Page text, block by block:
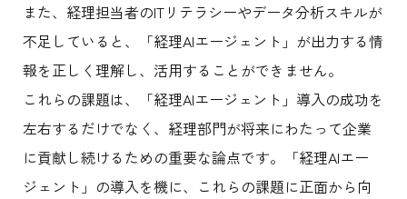
また、経理担当者のITリテラシーやデータ分析スキルが
不足していると、「経理AIエージェント」が出力する情
報を正しく理解し、活用することができません。
これらの課題は、「経理AIエージェント」導入の成功を
左右するだけでなく、経理部門が将来にわたって企業
に貢献し続けるための重要な論点です。「経理AIエー
ジェント」の導入を機に、これらの課題に正面から向